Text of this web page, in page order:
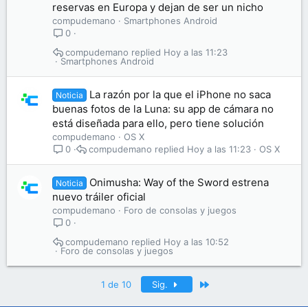
reservas en Europa y dejan de ser un nicho
compudemano
Smartphones Android
0
Smartphones Android
Hoy a las 11:23
compudemano
Noticia
La razón por la que el iPhone no saca
buenas fotos de la Luna: su app de cámara no
está diseñada para ello, pero tiene solución
compudemano
OS X
0
OS X
Hoy a las 11:23
compudemano
Noticia
Onimusha: Way of the Sword estrena
nuevo tráiler oficial
compudemano
Foro de consolas y juegos
0
Foro de consolas y juegos
Hoy a las 10:52
compudemano
1 de 10 Sig.